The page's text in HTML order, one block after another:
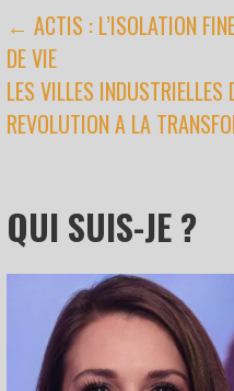
girondine
NAVIGATION
DE
L’ARTICLE
← ACTIS : L’ISOLATION
DE VIE
LES VILLES
REVOLUTION A LA
QUI SUIS-JE ?